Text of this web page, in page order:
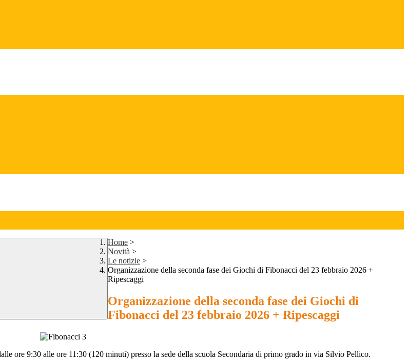
Home >
Novità >
Le notizie >
Organizzazione della seconda fase dei Giochi di Fibonacci del 23 febbraio 2026 +
Ripescaggi
Organizzazione della seconda fase dei Giochi di
Fibonacci del 23 febbraio 2026 + Ripescaggi
ore 9:30 alle ore 11:30 (120 minuti) presso la sede della scuola Secondaria di primo grado in via Silvio Pellico.